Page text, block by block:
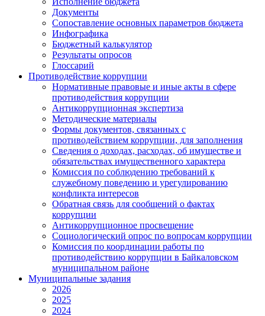
Документы
Сопоставление основных параметров бюджета
Инфографика
Бюджетный калькулятор
Результаты опросов
Глоссарий
Противодействие коррупции
Нормативные правовые и иные акты в сфере
противодействия коррупции
Антикоррупционная экспертиза
Методические материалы
Формы документов, связанных с
противодействием коррупции, для заполнения
Сведения о доходах, расходах, об имуществе и
обязательствах имущественного характера
Комиссия по соблюдению требований к
служебному поведению и урегулированию
конфликта интересов
Обратная связь для сообщений о фактах
коррупции
Антикоррупционное просвещение
Социологический опрос по вопросам коррупции
Комиссия по координации работы по
противодействию коррупции в Байкаловском
муниципальном районе
Муниципальные задания
2026
2025
2024